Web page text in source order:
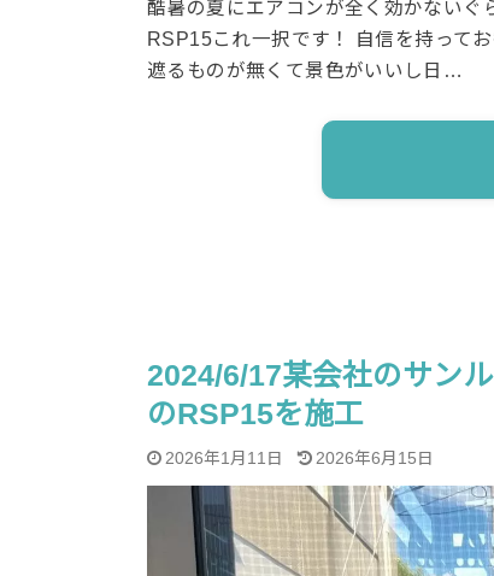
酷暑の夏にエアコンが全く効かないぐ
RSP15これ一択です！ 自信を持って
遮るものが無くて景色がいいし日…
2024/6/17某会社のサン
のRSP15を施工
2026年1月11日 2026年6月15日